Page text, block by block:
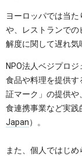
ヨーロッパでは当
や、レストランで
解度に関して遅れ気
NPO法人ベジプロ
食品や料理を提供
証マーク」の提供
食連携事業など実践
Japan）。
また、個人ではじめ